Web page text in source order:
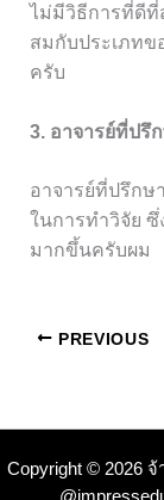
ไม่มีวิธีการที่ดีที่
สมกับประเภท
ครับ
3. อาจารย์ที่ปรึ
อาจารย์ที่ปรึก
ในการทำวิจัย ซึ่
มากขึ้นครับผม
PREVIOUS
Copyright © 2026